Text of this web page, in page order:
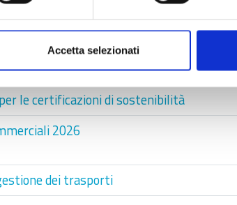
Accetta selezionati
rischiosità delle imprese. Cosa cambia per
tutela e sicurezza per l’impresa
le certificazioni di sostenibilità
2026
dei trasporti